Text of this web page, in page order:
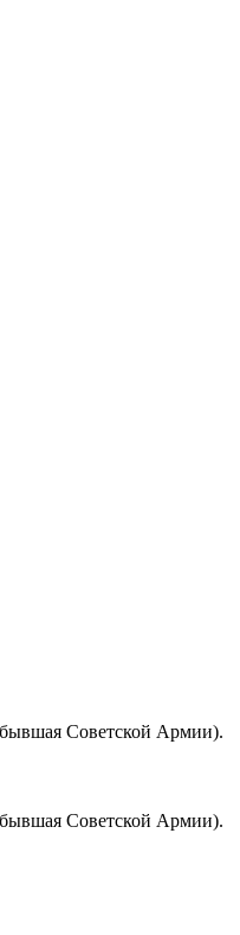
Советской Армии).
Советской Армии).